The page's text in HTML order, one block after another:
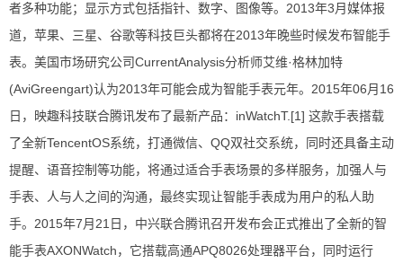
者多种功能；显示方式包括指针、数字、图像等。2013年3月媒体报
道，苹果、三星、谷歌等科技巨头都将在2013年晚些时候发布智能手
表。美国市场研究公司CurrentAnalysis分析师艾维·格林加特
(AviGreengart)认为2013年可能会成为智能手表元年。2015年06月16
日，映趣科技联合腾讯发布了最新产品：inWatchT.[1] 这款手表搭载
了全新TencentOS系统，打通微信、QQ双社交系统，同时还具备主动
提醒、语音控制等功能，将通过适合手表场景的多样服务，加强人与
手表、人与人之间的沟通，最终实现让智能手表成为用户的私人助
手。2015年7月21日，中兴联合腾讯召开发布会正式推出了全新的智
能手表AXONWatch，它搭载高通APQ8026处理器平台，同时运行